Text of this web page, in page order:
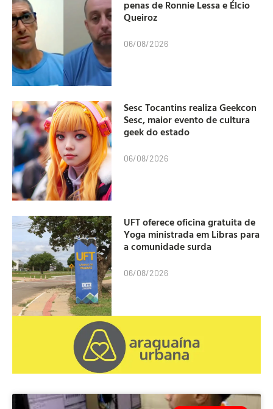
penas de Ronnie Lessa e Élcio
Queiroz
06/08/2026
Sesc Tocantins realiza Geekcon
Sesc, maior evento de cultura
geek do estado
06/08/2026
UFT oferece oficina gratuita de
Yoga ministrada em Libras para
a comunidade surda
06/08/2026